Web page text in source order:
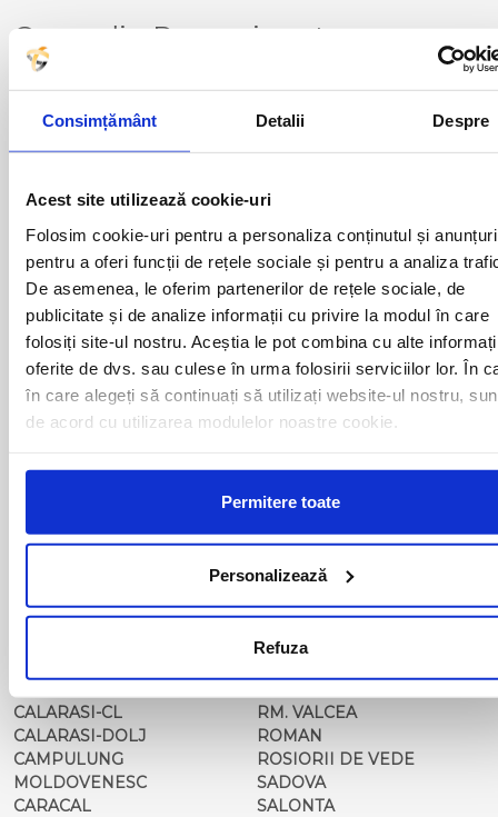
Consimțământ Detalii Despre
Acest site utilizează cookie-uri
Folosim cookie-uri pentru a personaliza conținutul și
pentru a oferi funcții de rețele sociale și pentru a analiza
De asemenea, le oferim partenerilor de rețele sociale, de
publicitate și de analize informații cu privire la modul în care
folosiți site-ul nostru. Aceștia le pot combina cu alte
oferite de dvs. sau culese în urma folosirii serviciilor lor. În
în care alegeți să continuați să utilizați website-ul nostru,
de acord cu utilizarea modulelor noastre cookie.
Permitere toate
Personalizează
Refuza
Curse din Romania catre
CASTELLON:
ADJUD
AIUD
ALESD
ARAD
BACAU
BAIA MARE
BAILE HERCULANE
BAILESTI
BALS-IS
BALS-OT
BARLAD
BECLEAN
BLAJ
BRASOV
CALARASI-CL
CALARASI-DOLJ
CAMPULUNG
MOLDOVENESC
CARACAL
MAGLAVIT
MEDGIDIA
MIZIL
MOTCA
NUSFALAU
OLTENITA
ONESTI
ORADEA
ORSOVA
PASCANI
PERICEI
PERISOR
PISCU VECHI
PLOIESTI
PODARI
RADOVAN
RAST
RM. VALCEA
ROMAN
ROSIORII DE VEDE
SADOVA
SALONTA